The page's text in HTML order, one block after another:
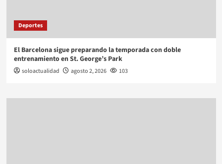
Deportes
El Barcelona sigue preparando la temporada con doble
entrenamiento en St. George’s Park
soloactualidad agosto 2, 2026 103